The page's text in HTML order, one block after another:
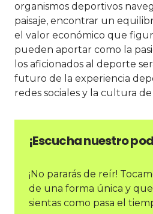
organismos deportivos
paisaje, encontrar un
el valor económico que
pueden aportar como la
los aficionados al deporte
futuro de la experiencia
redes sociales y la cultura
¡Escucha nuestro
¡No pararás de reír!
de una forma única y
sientas como pasa el